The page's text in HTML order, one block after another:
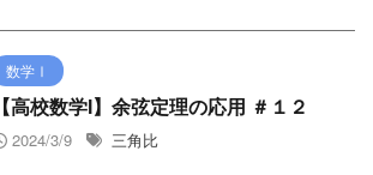
数学Ⅰ
【高校数学I】余弦定理の応用 ＃１２
2024/3/9 三角比